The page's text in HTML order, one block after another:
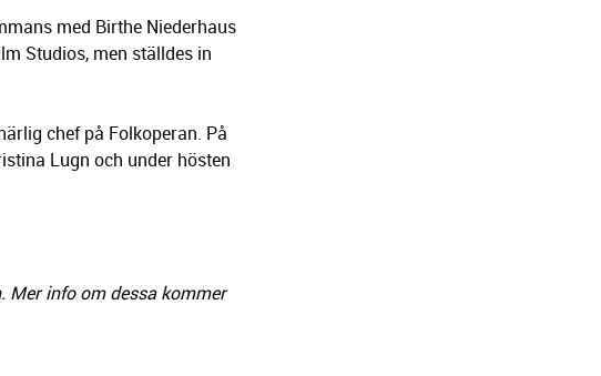
med Birthe Niederhaus
Studios, men ställdes in
chef på Folkoperan. På
Lugn och under hösten
Mer info om dessa kommer